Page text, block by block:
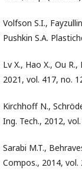
Volfson S.I.,
Pushkin S.A.
Lv X., Hao X., Ou
2021, vol. 417, no.
Kirchhoff N.,
Ing. Tech., 2012,
Sarabi M.T.,
Compos., 2014, vol.